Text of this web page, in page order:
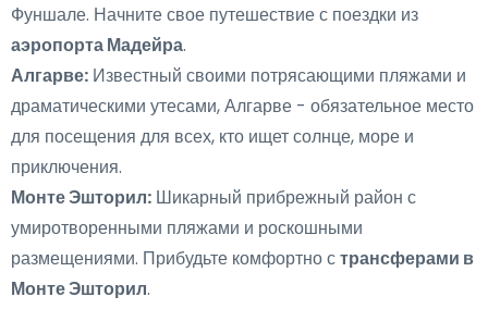
Фуншале. Начните свое путешествие с поездки из
аэропорта Мадейра.
Алгарве: Известный своими потрясающими пляжами и
драматическими утесами, Алгарве - обязательное место
для посещения для всех, кто ищет солнце, море и
приключения.
Монте Эшторил: Шикарный прибрежный район с
умиротворенными пляжами и роскошными
размещениями. Прибудьте комфортно странсферами в
Монте Эшторил.